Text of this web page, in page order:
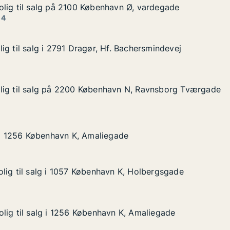
Ø, vardegade
2100 København Ø, vardegade
til salg på 2100 København Ø, vardegade
til salg på 2100 København Ø, vardegade
Dragør, Hf. Bachersmindevej
til salg i 2791 Dragør, Hf. Bachersmindevej
til salg i 2791 Dragør, Hf. Bachersmindevej
N, Ravnsborg Tværgade
2200 København N, Ravnsborg Tværgade
til salg på 2200 København N, Ravnsborg Tværgade
til salg på 2200 København N, Ravnsborg Tværgade
K, Amaliegade
København K, Amaliegade
København K, Amaliegade
Holbergsgade
1057 København K, Holbergsgade
til salg i 1057 København K, Holbergsgade
til salg i 1057 København K, Holbergsgade
K, Amaliegade
1256 København K, Amaliegade
til salg i 1256 København K, Amaliegade
til salg i 1256 København K, Amaliegade